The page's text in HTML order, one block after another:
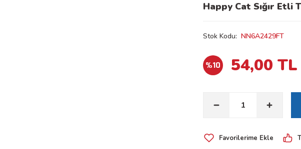
Happy Cat Sığır Etli
Stok Kodu NN6A2429FT
%10 54,00 TL